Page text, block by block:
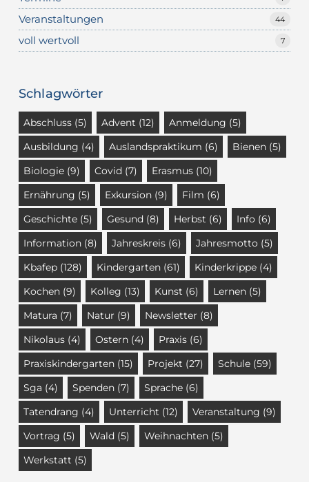
Veranstaltungen 44
voll wertvoll 7
Schlagwörter
Abschluss(5) Advent (12) Anmeldung (5)
Ausbildung (4) Auslandspraktikum (6) Bienen(5)
Biologie(9) Covid (7) Erasmus(10)
Ernährung (5) Exkursion(9) Film (6)
Geschichte(5) Gesund (8) Herbst (6) Info (6)
Information(8) Jahreskreis(6) Jahresmotto (5)
Kbafep(128) Kindergarten(61) Kinderkrippe(4)
Kochen(9) Kolleg (13) Kunst (6) Lernen(5)
Matura (7) Natur (9) Newsletter (8)
Nikolaus(4) Ostern(4) Praxis(6)
Praxiskindergarten(15) Projekt (27) Schule(59)
Sga (4) Spenden(7) Sprache(6)
Tatendrang (4) Unterricht (12) Veranstaltung (9)
Vortrag (5) Wald (5) Weihnachten(5)
Werkstatt (5)